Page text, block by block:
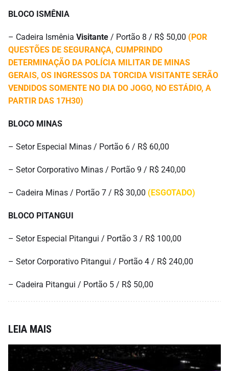
BLOCO ISMÊNIA
– Cadeira Ismênia Visitante / Portão 8 / R$ 50,00 (POR
QUESTÕES DE SEGURANÇA, CUMPRINDO
DETERMINAÇÃO DA POLÍCIA MILITAR DE MINAS
GERAIS, OS INGRESSOS DA TORCIDA VISITANTE SERÃO
VENDIDOS SOMENTE NO DIA DO JOGO, NO ESTÁDIO, A
PARTIR DAS 17H30)
BLOCO MINAS
– Setor Especial Minas / Portão 6 / R$ 60,00
– Setor Corporativo Minas / Portão 9 / R$ 240,00
– Cadeira Minas / Portão 7 / R$ 30,00 (ESGOTADO)
BLOCO PITANGUI
– Setor Especial Pitangui / Portão 3 / R$ 100,00
– Setor Corporativo Pitangui / Portão 4 / R$ 240,00
– Cadeira Pitangui / Portão 5 / R$ 50,00
LEIA MAIS